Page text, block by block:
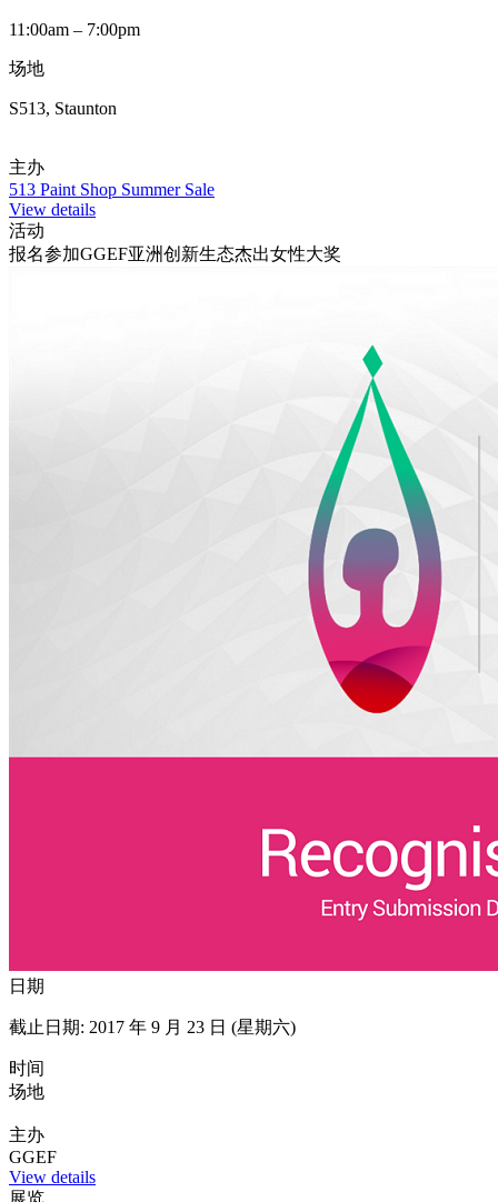
11:00am – 7:00pm
场地
S513, Staunton
主办
513 Paint Shop Summer Sale
View details
活动
报名参加GGEF亚洲创新生态杰出女性大奖
日期
截止日期: 2017 年 9 月 23 日 (星期六)
时间
场地
主办
GGEF
View details
展览